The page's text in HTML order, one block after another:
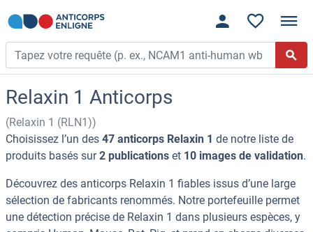
Relaxin 1 Anticorps
(Relaxin 1 (RLN1))
Choisissez l’un des 47 anticorps Relaxin 1 de notre liste de
produits basés sur2 publications et 10 images de validation.
Découvrez des anticorps Relaxin 1 fiables issus d’une large
sélection de fabricants renommés. Notre portefeuille permet
une détection précise de Relaxin 1 dans plusieurs espèces, y